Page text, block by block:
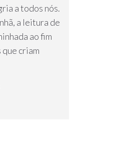
a todos nós.
a leitura de
ao fim
criam